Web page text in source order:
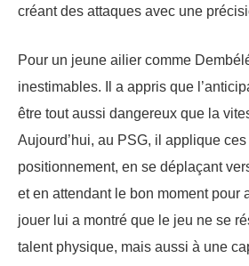
créant des attaques avec une
Pour un jeune ailier comme
inestimables. Il a appris que
être tout aussi dangereux que la
Aujourd’hui, au PSG, il applique
positionnement, en se déplaçant
et en attendant le bon moment pour
jouer lui a montré que le jeu ne se
talent physique, mais aussi à une